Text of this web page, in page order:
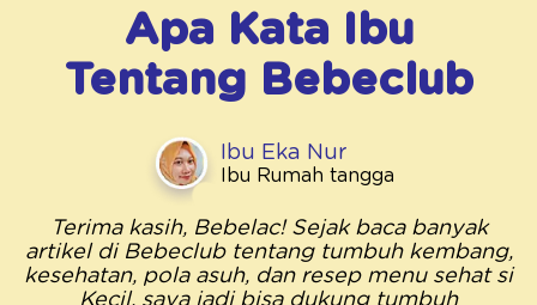
Apa Kata Ibu
Tentang Bebeclub
Ibu Eka Nur
Ibu Rumah tangga
Terima kasih, Bebelac! Sejak baca banyak
artikel di Bebeclub tentang tumbuh kembang,
kesehatan, pola asuh, dan resep menu sehat si
Kecil, saya jadi bisa dukung tumbuh